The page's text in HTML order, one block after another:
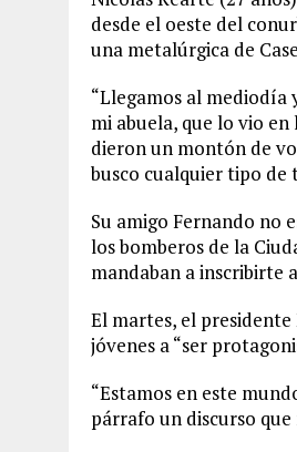
desde el oeste del
una metalúrgica de
“Llegamos al mediodía
mi abuela, que lo vio
dieron un montón de
busco cualquier tipo de
Su amigo Fernando no
los bomberos de la
mandaban a inscribirte
El martes, el
jóvenes a “ser
“Estamos en este
párrafo un discurso